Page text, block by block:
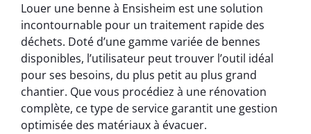
Louer une benne à Ensisheim est une solution
incontournable pour un traitement rapide des
déchets. Doté d’une gamme variée de bennes
disponibles, l’utilisateur peut trouver l’outil idéal
pour ses besoins, du plus petit au plus grand
chantier. Que vous procédiez à une rénovation
complète, ce type de service garantit une gestion
optimisée des matériaux à évacuer.